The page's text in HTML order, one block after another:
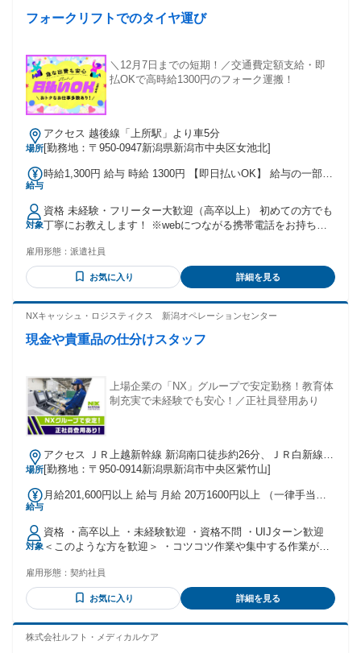
27.45% 50代後半…44.47%
フォークリフトでのタイヤ運び
＼12月7日までの短期！／交通費定額支給・即
払OKで高時給1300円のフォーク運搬！
場所
アクセス 越後線「上所駅」より車5分
[勤務地：〒950-0947新潟県新潟市中央区女池北]
給与
時給1,300円 給与 時給 1300円 【即日払いOK】 給与の一部を
ビスです 紹介先によりますが、全国ATMで受け取ることが可
能です。 ※当社規定あり
対象
資格 未経験・フリーター大歓迎（高卒以上） 初めての方でも
丁寧にお教えします！ ※webにつながる携帯電話をお持ちの
雇用形態： 派遣社員
お気に入り 詳細を見る
NXキャッシュ・ロジスティクス 新潟オペレーションセンター
現金や貴重品の仕分けスタッフ
上場企業の「NX」グループで安定勤務！教育体
制充実で未経験でも安心！／正社員登用あり
場所
アクセス ＪＲ上越新幹線 新潟南口徒歩約26分、ＪＲ白新線/
ＪＲ羽越本線 新潟南口徒歩約26分、ＪＲ越後線 新潟南口徒歩
[勤務地：〒950-0914新潟県新潟市中央区紫竹山]
給与
月給201,600円以上 給与 月給 20万1600円以上 （一律手当を
勤務手当あり ＊時間外勤務手当あり 交通費：交通費支給
対象
資格 ・高卒以上 ・未経験歓迎 ・資格不問 ・UIJターン歓迎
＜このような方を歓迎＞ ・コツコツ作業や集中する作業が得
雇用形態： 契約社員
お気に入り 詳細を見る
株式会社ルフト・メディカルケア